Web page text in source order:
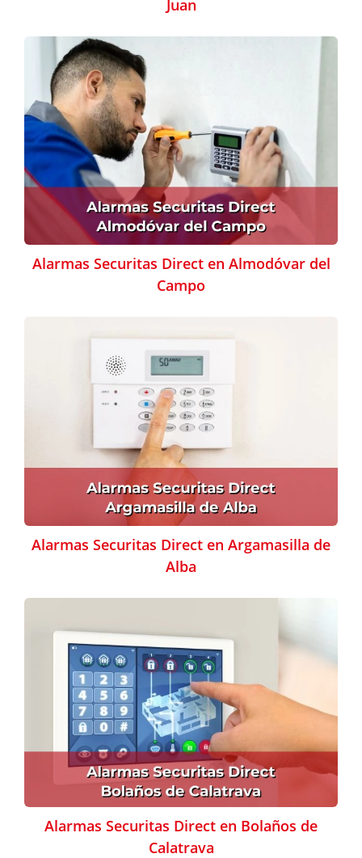
Juan
Alarmas Securitas Direct en Almodóvar del
Campo
Alarmas Securitas Direct en Argamasilla de
Alba
Alarmas Securitas Direct en Bolaños de
Calatrava